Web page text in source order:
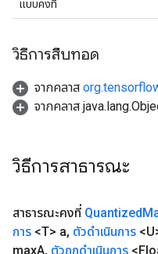
แบบคงที่
วิธีการสืบทอด
จากคลาส
จากคลาส
วิธีการสาธารณะ
สาธารณะคงที่ Quantized
การ <T> a, ตัวดำเนินการ
maxA, ตัวถูกดำเนินการ